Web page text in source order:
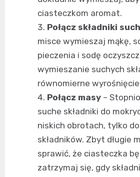
ciasteczkom aromat.
Połącz składniki
misce wymieszaj mąkę,
pieczenia i sodę
wymieszanie suchych
równomierne
Połącz masy –
suche składniki do
niskich obrotach, tylko do
składników. Zbyt długie
sprawić, że ciasteczka
zatrzymaj się, gdy